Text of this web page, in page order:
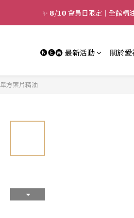
✨ 𝟴/𝟭𝟬 會員日限定｜全館
🅝🅔🅦 最新活動 關於
單方葉片精油